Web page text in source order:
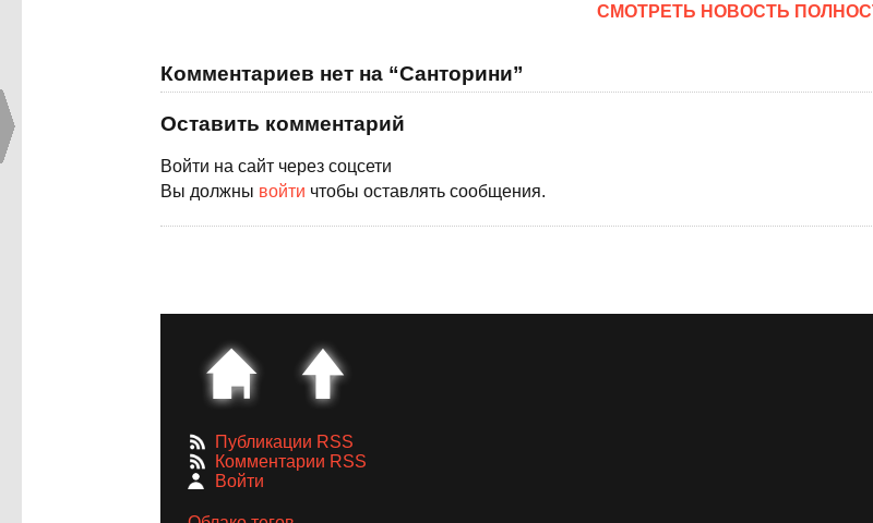
CМОТРЕТЬ НОВОСТЬ
Комментариев нет на “Санторини”
Оставить комментарий
Войти на сайт через соцсети
Вы должны войти чтобы оставлять сообщения.
Публикации RSS
Комментарии RSS
Войти